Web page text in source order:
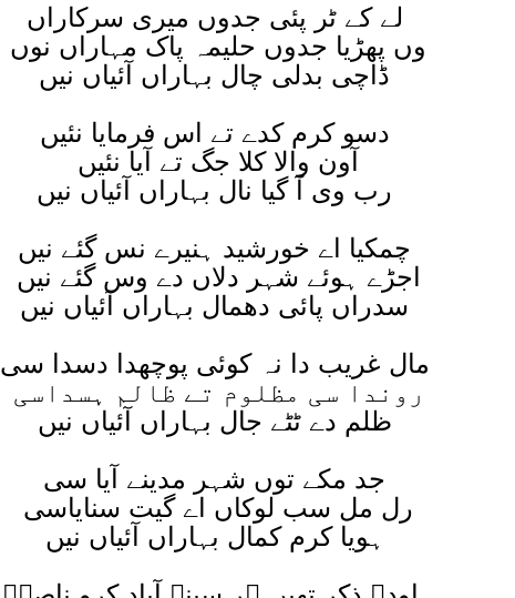
لے کے ٹر پئی جدوں میری سرکاراں
وں پھڑیا جدوں حلیمہ پاک مہاراں نوں
ڈاچی بدلی چال بہاراں آئیاں نیں
دسو کرم کدے تے اس فرمایا نئیں
آون والا کلا جگ تے آیا نئیں
رب وی آ گیا نال بہاراں آئیاں نیں
چمکیا اے خورشید ہنیرے نس گئے نیں
اجڑے ہوئے شہر دلاں دے وس گئے نیں
سدراں پائی دھمال بہاراں آئیاں نیں
مال غریب دا نہ کوئی پوچھدا دسدا سی
روندا سی مظلوم تے ظالم ہسداسی
ظلم دے ٹٹے جال بہاراں آئیاں نیں
جد مکے توں شہر مدینے آیا سی
رل مل سب لوکاں اے گیت سنایاسی
ہویا کرم کمال بہاراں آئیاں نیں